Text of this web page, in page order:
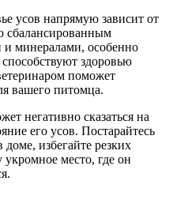
усов напрямую зависит от
сбалансированным
минералами, особенно
здоровью
поможет
вашего питомца.
негативно сказаться на
его усов. Постарайтесь
избегайте резких
укромное место, где он